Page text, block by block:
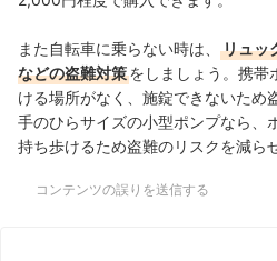
また自転車に乗らない時は、
リュッ
などの盗難対策をしましょう。携帯
ける場所がなく、施錠できないため
手のひらサイズの小型ポンプなら、
持ち歩けるため盗難のリスクを減ら
コンテンツの誤りを送信する